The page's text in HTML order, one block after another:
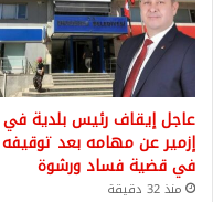
عاجل إيقاف رئيس بلدية في
إزمير عن مهامه بعد توقيفه
في قضية فساد ورشوة
منذ 32 دقيقة